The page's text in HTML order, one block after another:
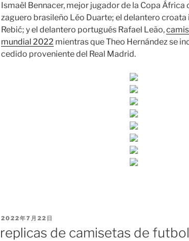
Ismaël Bennacer, mejor jugador de la Copa África
zaguero brasileño Léo Duarte; el delantero
Rebić; y el delantero portugués Rafael Leão,
mundial 2022 mientras que Theo Hernández se
cedido proveniente del Real Madrid.
PUBLICADO
2022年7月22日
replicas de camisetas de